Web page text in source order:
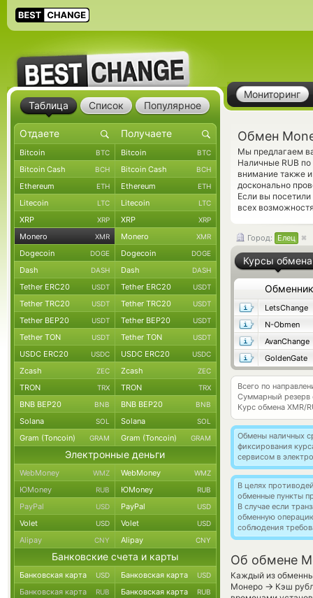
Мониторинг
Обмен
Мы предлагаем
Наличные RUB
внимание также
досконально
Если вы
всех
Город: Елец
Курсы обмена
Обменник
LetsChange
N-Obmen
AvanChange
GoldenGate
Всего по
Суммарный резерв
Курс обмена XMR/
Обмены наличных
фиксирования
сервисом в
В целях
обменные пункты
В случае если
обменную
соблюдения
Об обмене
Каждый из
Монеро → Кэш
Таблица Список Популярное
Bitcoin BTC Bitcoin BTC
Bitcoin Cash BCH Bitcoin Cash BCH
Ethereum ETH Ethereum ETH
Litecoin LTC Litecoin LTC
XRP XRP XRP XRP
Monero XMR Monero XMR
Dogecoin DOGE Dogecoin DOGE
Dash DASH Dash DASH
Tether ERC20 USDT Tether ERC20 USDT
Tether TRC20 USDT Tether TRC20 USDT
Tether BEP20 USDT Tether BEP20 USDT
Tether TON USDT Tether TON USDT
USDC ERC20 USDC USDC ERC20 USDC
Zcash ZEC Zcash ZEC
TRON TRX TRON TRX
BNB BEP20 BNB BNB BEP20 BNB
Solana SOL Solana SOL
Gram (Toncoin) GRAM Gram (Toncoin) GRAM
Электронные деньги
WebMoney WMZ WebMoney WMZ
ЮMoney RUB ЮMoney RUB
PayPal USD PayPal USD
Volet USD Volet USD
Alipay CNY Alipay CNY
Банковские счета и карты
Банковская карта USD Банковская карта USD
Банковская карта RUB Банковская карта RUB